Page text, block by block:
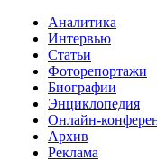
Аналитика
Интервью
Статьи
Фоторепортажи
Биографии
Энциклопедия
Онлайн-
Архив
Реклама